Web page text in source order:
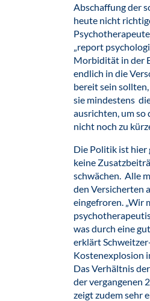
Abschaffung der
heute nicht
„report
Morbidität in der
endlich in die
bereit sein
sie mindestens
ausrichten, um so
nicht noch zu
Die Politik ist hier
keine
schwächen. Alle
den Versicherten
eingefroren. „Wir
was durch eine
erklärt
Kostenexplosion
Das Verhältnis
der vergangenen
zeigt zudem sehr